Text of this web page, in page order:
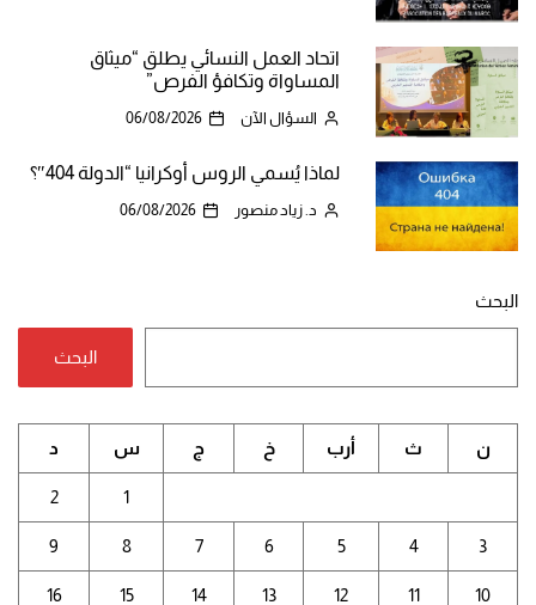
اتحاد العمل النسائي يطلق “ميثاق
المساواة وتكافؤ الفرص”
السؤال الآن 06/08/2026
لماذا يُسمي الروس أوكرانيا “الدولة 404″؟
د. زياد منصور 06/08/2026
البحث
البحث
ن ث أرب خ ج س د
1
2
3
4
5
6
7
8
9
10
11
12
13
14
15
16